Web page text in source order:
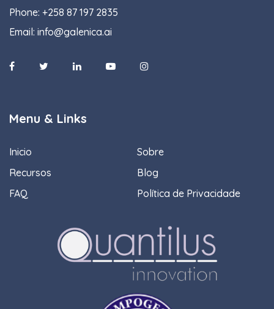
Phone: +258 87 197 2835
Email: info@galenica.ai
Menu & Links
Inicio
Sobre
Recursos
Blog
FAQ
Política de Privacidade